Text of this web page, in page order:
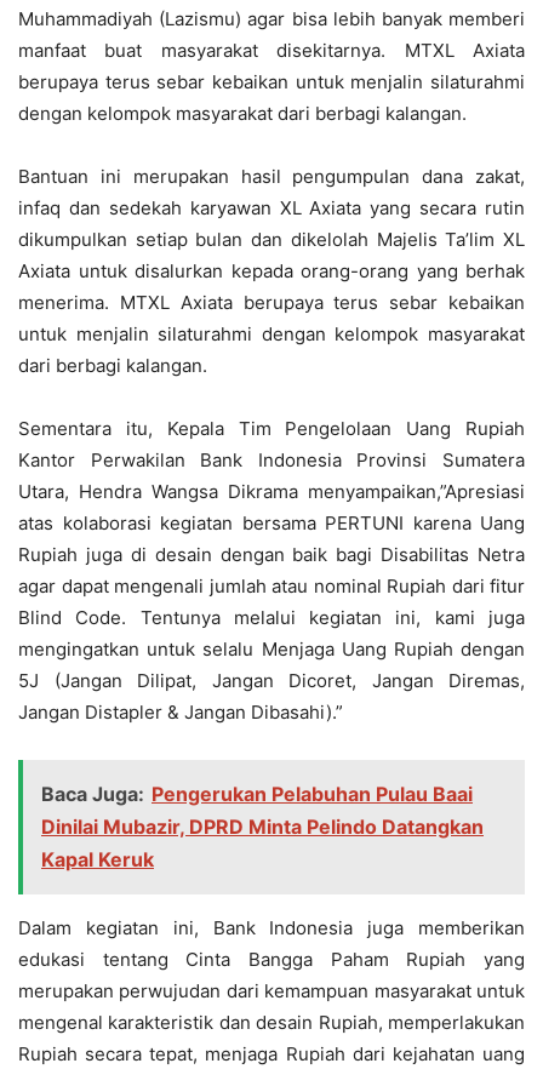
Muhammadiyah (Lazismu) agar bisa lebih banyak memberi
manfaat buat masyarakat disekitarnya. MTXL Axiata
berupaya terus sebar kebaikan untuk menjalin silaturahmi
dengan kelompok masyarakat dari berbagi kalangan.
Bantuan ini merupakan hasil pengumpulan dana zakat,
infaq dan sedekah karyawan XL Axiata yang secara rutin
dikumpulkan setiap bulan dan dikelolah Majelis Ta’lim XL
Axiata untuk disalurkan kepada orang-orang yang berhak
menerima. MTXL Axiata berupaya terus sebar kebaikan
untuk menjalin silaturahmi dengan kelompok masyarakat
dari berbagi kalangan.
Sementara itu, Kepala Tim Pengelolaan Uang Rupiah
Kantor Perwakilan Bank Indonesia Provinsi Sumatera
Utara, Hendra Wangsa Dikrama menyampaikan,”Apresiasi
atas kolaborasi kegiatan bersama PERTUNI karena Uang
Rupiah juga di desain dengan baik bagi Disabilitas Netra
agar dapat mengenali jumlah atau nominal Rupiah dari fitur
Blind Code. Tentunya melalui kegiatan ini, kami juga
mengingatkan untuk selalu Menjaga Uang Rupiah dengan
5J (Jangan Dilipat, Jangan Dicoret, Jangan Diremas,
Jangan Distapler & Jangan Dibasahi).”
Baca Juga: Pengerukan Pelabuhan Pulau Baai
Dinilai Mubazir, DPRD Minta Pelindo Datangkan
Kapal Keruk
Dalam kegiatan ini, Bank Indonesia juga memberikan
edukasi tentang Cinta Bangga Paham Rupiah yang
merupakan perwujudan dari kemampuan masyarakat untuk
mengenal karakteristik dan desain Rupiah, memperlakukan
Rupiah secara tepat, menjaga Rupiah dari kejahatan uang